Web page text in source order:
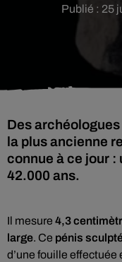
Publié : 25
Des
la plus ancienne
connue à ce jour :
42.000 ans.
Il mesure 4,3
large. Ce pénis
d’une fouille effectuée